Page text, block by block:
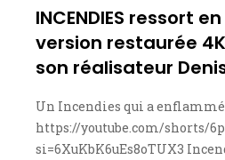
INCENDIES ressort
version restaurée
son réalisateur
Un Incendies qui a
https://youtube.com/shorts/
si=6XuKbK6uEs8oTUX3